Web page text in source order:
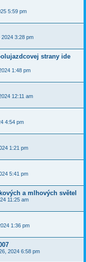
5:59 pm
2024 3:28 pm
strany ide
1:48 pm
12:11 am
4:54 pm
1:21 pm
5:41 pm
a mlhových světel
11:25 am
1:36 pm
2024 6:58 pm